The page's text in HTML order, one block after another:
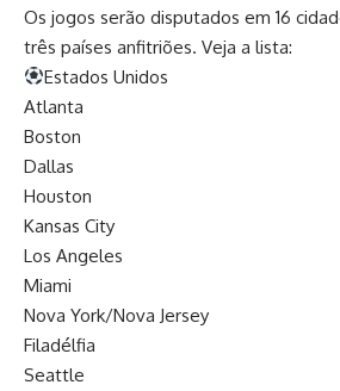
Os jogos serão disputados em 16
três países anfitriões. Veja a lista:
Estados Unidos
Atlanta
Boston
Dallas
Houston
Kansas City
Los Angeles
Miami
Nova York/Nova Jersey
Filadélfia
Seattle